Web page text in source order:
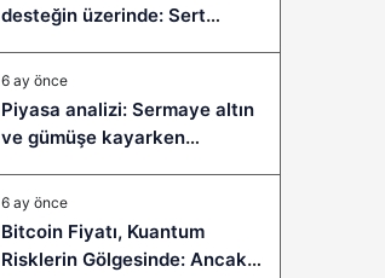
desteğin üzerinde: Sert
geliyor?
6 ay önce
Piyasa analizi: Sermaye altın
ve gümüşe kayarken
6 ay önce
Bitcoin Fiyatı, Kuantum
Risklerin Gölgesinde: Ancak